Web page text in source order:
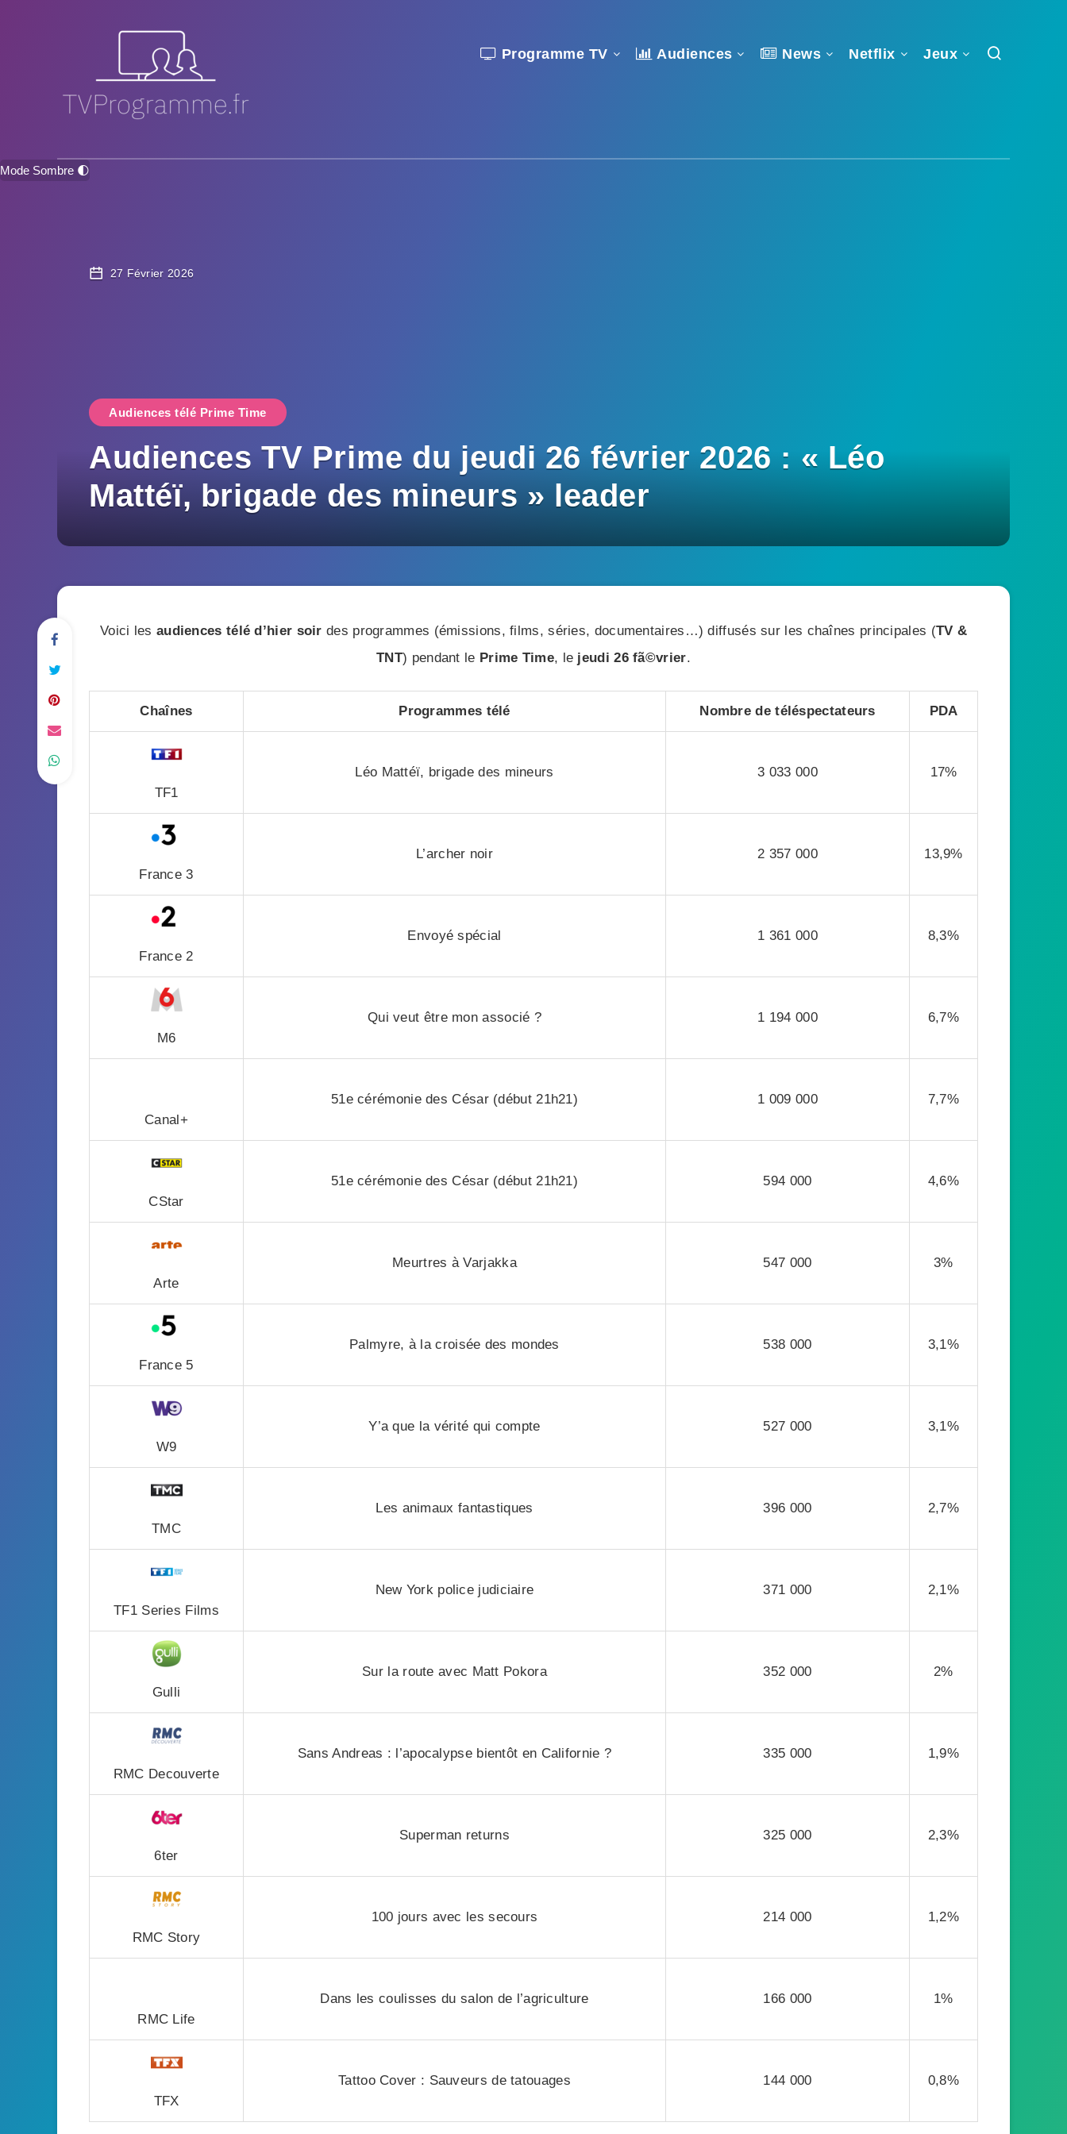
Programme TV Audiences News Netflix Jeux
Mode Sombre 🌓
27 Février 2026
Audiences télé Prime Time
Audiences TV Prime du jeudi 26 février 2026 : « Léo
Mattéï, brigade des mineurs » leader
Voici les audiences télé d’hier soir des programmes (émissions, films, séries, documentaires…) diffusés sur les chaînes principales (TV &
TNT) pendant le Prime Time, le jeudi 26 fã©vrier.
Chaînes Programmes télé Nombre de téléspectateurs PDA
TF1
Léo Mattéï, brigade des mineurs 3 033 000 17%
France 3
L’archer noir 2 357 000 13,9%
France 2
Envoyé spécial 1 361 000 8,3%
M6
Qui veut être mon associé ? 1 194 000 6,7%
Canal+
51e cérémonie des César (début 21h21) 1 009 000 7,7%
CStar
51e cérémonie des César (début 21h21) 594 000 4,6%
Arte
Meurtres à Varjakka 547 000 3%
France 5
Palmyre, à la croisée des mondes 538 000 3,1%
W9
Y’a que la vérité qui compte 527 000 3,1%
TMC
Les animaux fantastiques 396 000 2,7%
TF1 Series Films
New York police judiciaire 371 000 2,1%
Gulli
Sur la route avec Matt Pokora 352 000 2%
RMC Decouverte
Sans Andreas : l’apocalypse bientôt en Californie ? 335 000 1,9%
6ter
Superman returns 325 000 2,3%
RMC Story
100 jours avec les secours 214 000 1,2%
RMC Life
Dans les coulisses du salon de l’agriculture 166 000 1%
TFX
Tattoo Cover : Sauveurs de tatouages 144 000 0,8%